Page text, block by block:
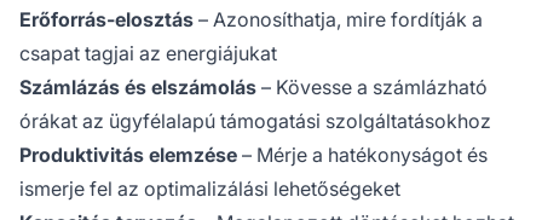
Erőforrás-elosztás – Azonosíthatja, mire fordítják a
csapat tagjai az energiájukat
Számlázás és elszámolás – Kövesse a számlázható
órákat az ügyfélalapú támogatási szolgáltatásokhoz
Produktivitás elemzése – Mérje a hatékonyságot és
ismerje fel az optimalizálási lehetőségeket